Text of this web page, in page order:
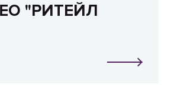
"РИТЕЙЛ